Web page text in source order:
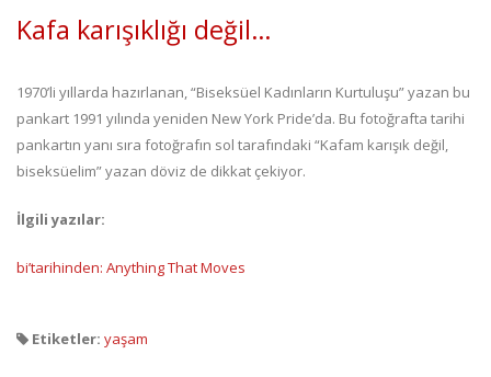
Kafa karışıklığı değil…
1970’li yıllarda hazırlanan, “Biseksüel Kadınların Kurtuluşu” yazan bu
pankart 1991 yılında yeniden New York Pride’da. Bu fotoğrafta tarihi
pankartın yanı sıra fotoğrafın sol tarafındaki “Kafam karışık değil,
biseksüelim” yazan döviz de dikkat çekiyor.
İlgili yazılar:
bi’tarihinden: Anything That Moves
Etiketler: yaşam